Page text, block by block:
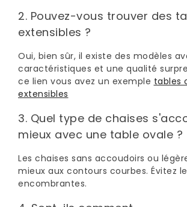
2. Pouvez-vous trouver des
extensibles ?
Oui, bien sûr, il existe des modèles
caractéristiques et une qualité
ce lien vous avez un exemple tables
extensibles
3. Quel type de chaises
mieux avec une table ovale ?
Les chaises sans accoudoirs ou
mieux aux contours courbes. Évitez
encombrantes.